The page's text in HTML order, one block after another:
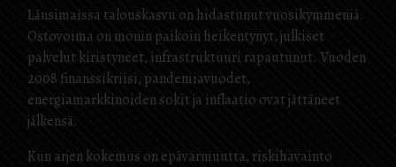
Länsimaissa talouskasvu on hidastunut vuosikymmeniä.
Ostovoima on monin paikoin heikentynyt, julkiset
palvelut kiristyneet, infrastruktuuri rapautunut. Vuoden
2008 finanssikriisi, pandemiavuodet,
energiamarkkinoiden sokit ja inflaatio ovat jättäneet
jälkensä.
Kun arjen kokemus on epävarmuutta, riskihavainto